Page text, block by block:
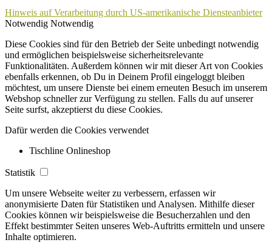
Hinweis auf Verarbeitung durch US-amerikanische Diensteanbieter
Notwendig Notwendig
Diese Cookies sind für den Betrieb der Seite unbedingt notwendig
und ermöglichen beispielsweise sicherheitsrelevante
Funktionalitäten. Außerdem können wir mit dieser Art von Cookies
ebenfalls erkennen, ob Du in Deinem Profil eingeloggt bleiben
möchtest, um unsere Dienste bei einem erneuten Besuch im unserem
Webshop schneller zur Verfügung zu stellen. Falls du auf unserer
Seite surfst, akzeptierst du diese Cookies.
Dafür werden die Cookies verwendet
Tischline Onlineshop
Statistik
Um unsere Webseite weiter zu verbessern, erfassen wir
anonymisierte Daten für Statistiken und Analysen. Mithilfe dieser
Cookies können wir beispielsweise die Besucherzahlen und den
Effekt bestimmter Seiten unseres Web-Auftritts ermitteln und unsere
Inhalte optimieren.